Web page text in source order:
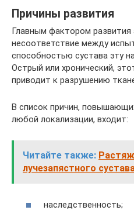
Причины развития
Главным фактором развития
несоответствие между
способностью сустава эту
Острый или хронический,
приводит к разрушению
В список причин,
любой локализации, входит:
Читайте также:
лучезапястного
наследственность;